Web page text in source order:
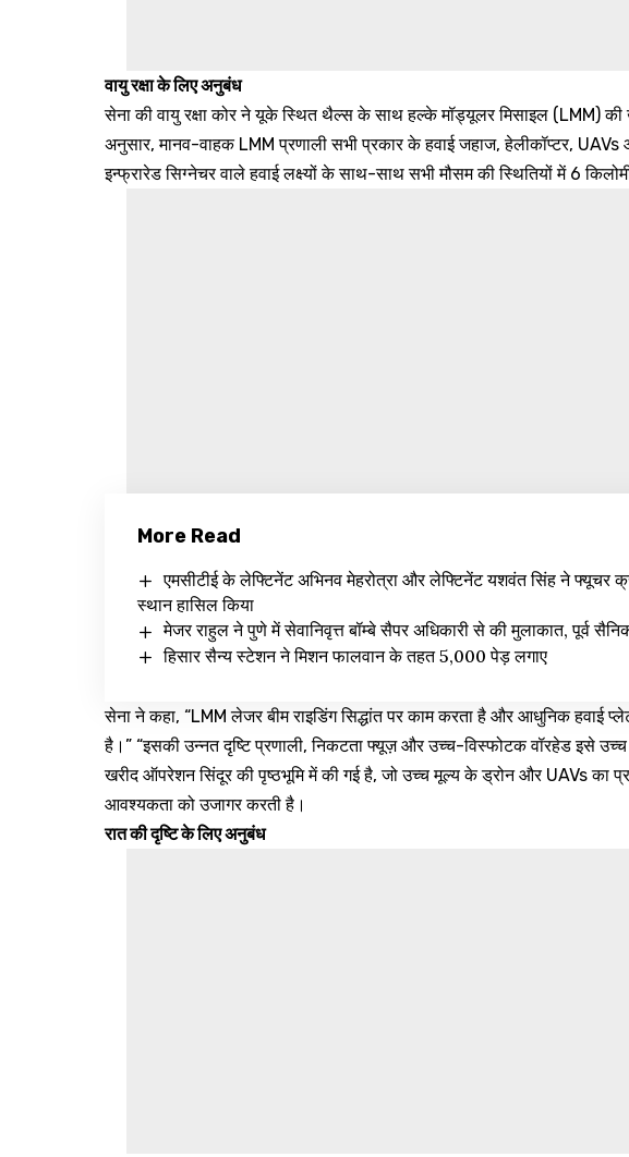
वायु रक्षा के लिए अनुबंध
सेना की वायु रक्षा कोर ने यूके स्थित थैल्स के साथ हल्के मॉड्यूलर मिसाइल (LMM)
अनुसार, मानव-वाहक LMM प्रणाली सभी प्रकार के हवाई जहाज, हेलीकॉप्टर,
इन्फ्रारेड सिग्नेचर वाले हवाई लक्ष्यों के साथ-साथ सभी मौसम की स्थितियों में 6
More Read
एमसीटीई के लेफ्टिनेंट अभिनव मेहरोत्रा और लेफ्टिनेंट यशवंत सिंह ने फ्यूचर
स्थान हासिल किया
मेजर राहुल ने पुणे में सेवानिवृत्त बॉम्बे सैपर अधिकारी से की मुलाकात, पूर्व
हिसार सैन्य स्टेशन ने मिशन फालवान के तहत 5,000 पेड़ लगाए
सेना ने कहा, “LMM लेजर बीम राइडिंग सिद्धांत पर काम करता है और आधुनिक हवाई
है।” “इसकी उन्नत दृष्टि प्रणाली, निकटता फ्यूज़ और उच्च-विस्फोटक वॉरहेड इसे
खरीद ऑपरेशन सिंदूर की पृष्ठभूमि में की गई है, जो उच्च मूल्य के ड्रोन और UAVs का
आवश्यकता को उजागर करती है।
रात की दृष्टि के लिए अनुबंध